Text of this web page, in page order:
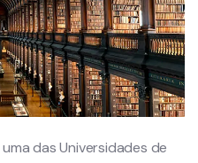
das Universidades de